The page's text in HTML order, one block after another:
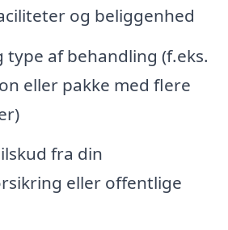
og beliggenhed
type af behandling (f.eks.
eller pakke med flere
fra din
eller offentlige